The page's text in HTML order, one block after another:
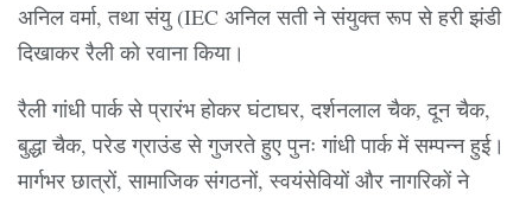
अनिल वर्मा, तथा संयु (IEC अनिल सती ने संयुक्त रूप से हरी झंडी
दिखाकर रैली को रवाना किया।
रैली गांधी पार्क से प्रारंभ होकर घंटाघर, दर्शनलाल चैक, दून चैक,
बुद्धा चैक, परेड ग्राउंड से गुजरते हुए पुनः गांधी पार्क में सम्पन्न हुई।
मार्गभर छात्रों, सामाजिक संगठनों, स्वयंसेवियों और नागरिकों ने